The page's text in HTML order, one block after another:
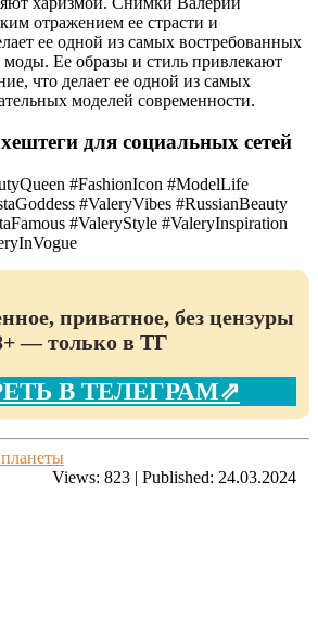
отражением ее страсти и
ее одной из самых востребованных
Ее образы и стиль привлекают
что делает ее одной из самых
моделей современности.
для социальных сетей
#FashionIcon #ModelLife
#ValeryVibes #RussianBeauty
#ValeryStyle #ValeryInspiration
приватное, без цензуры
— только в ТГ
В ТЕЛЕГРАМ⇗
Views: 823 | Published: 24.03.2024